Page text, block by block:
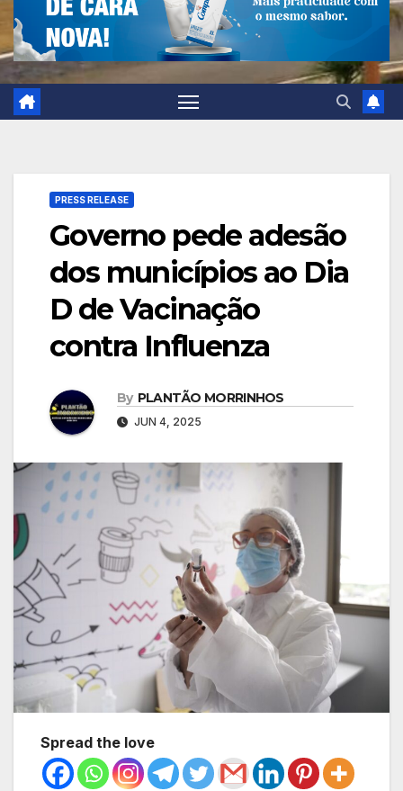
PRESS RELEASE
Governo pede adesão
dos municípios ao Dia
D de Vacinação
contra Influenza
By PLANTÃO MORRINHOS
JUN 4, 2025
Spread the love